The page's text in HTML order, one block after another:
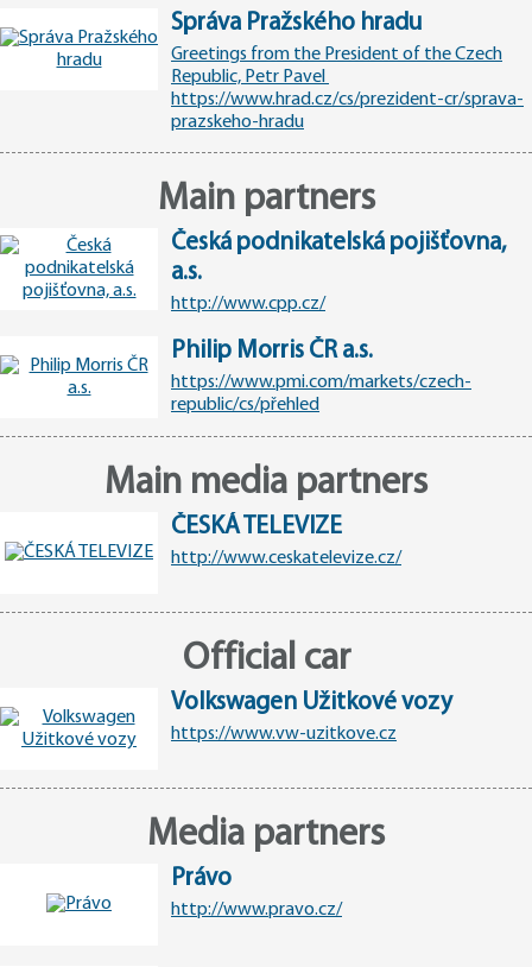
Správa Pražského hradu
Greetings from the President of the Czech
Republic, Petr Pavel
https://www.hrad.cz/cs/prezident-cr/sprava-
prazskeho-hradu
Main partners
Česká podnikatelská pojišťovna,
a.s.
http://www.cpp.cz/
Philip Morris ČR a.s.
https://www.pmi.com/markets/czech-
republic/cs/přehled
Main media partners
ČESKÁ TELEVIZE
http://www.ceskatelevize.cz/
Official car
Volkswagen Užitkové vozy
https://www.vw-uzitkove.cz
Media partners
Právo
http://www.pravo.cz/